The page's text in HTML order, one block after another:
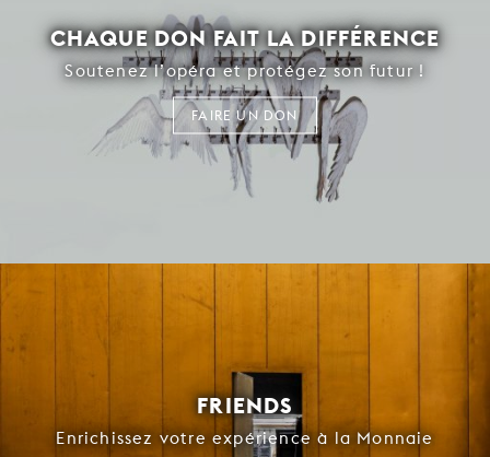
CHAQUE DON FAIT LA DIFFÉRENCE
Soutenez l’opéra et protégez son futur !
FAIRE UN DON
FRIENDS
Enrichissez votre expérience à la Monnaie